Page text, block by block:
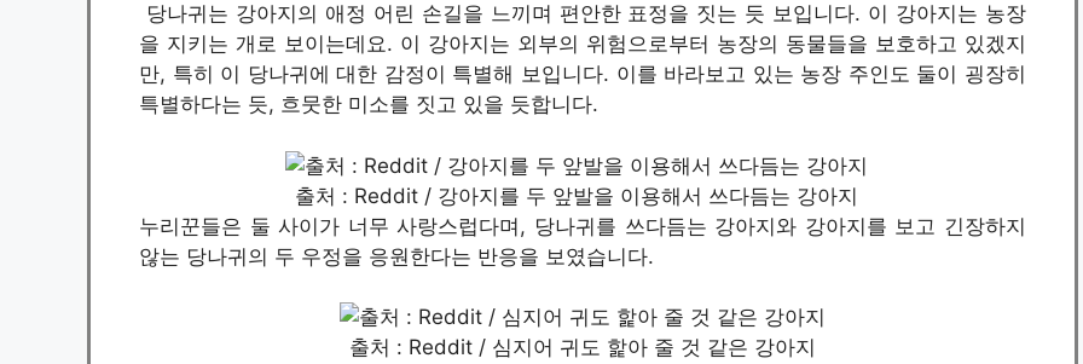
당나귀는 강아지의 애정 어린 손길을 느끼며 편안한 표정을 짓는 듯 보입니다. 이 강아지는 농장
을 지키는 개로 보이는데요. 이 강아지는 외부의 위험으로부터 농장의 동물들을 보호하고 있겠지
만, 특히 이 당나귀에 대한 감정이 특별해 보입니다. 이를 바라보고 있는 농장 주인도 둘이 굉장히
특별하다는 듯, 흐뭇한 미소를 짓고 있을 듯합니다.
출처 : Reddit / 강아지를 두 앞발을 이용해서 쓰다듬는 강아지
누리꾼들은 둘 사이가 너무 사랑스럽다며, 당나귀를 쓰다듬는 강아지와 강아지를 보고 긴장하지
않는 당나귀의 두 우정을 응원한다는 반응을 보였습니다.
출처 : Reddit / 심지어 귀도 핥아 줄 것 같은 강아지